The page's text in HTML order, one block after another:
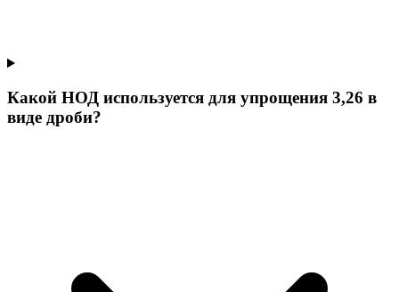
Какой НОД используется для упрощения 3,26 в
виде дроби?